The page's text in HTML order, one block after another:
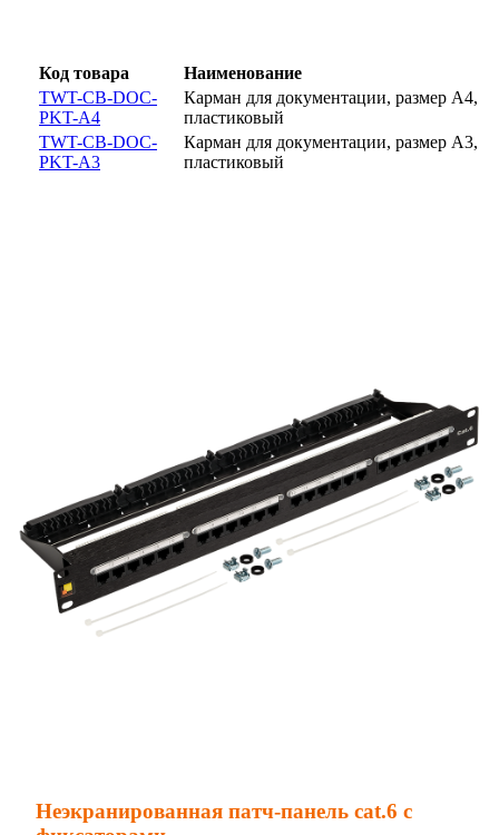
Код товара
Наименование
TWT-CB-DOC-
PKT-A4
Карман для документации, размер A4,
пластиковый
TWT-CB-DOC-
PKT-A3
Карман для документации, размер A3,
пластиковый
Неэкранированная патч-панель cat.6 c